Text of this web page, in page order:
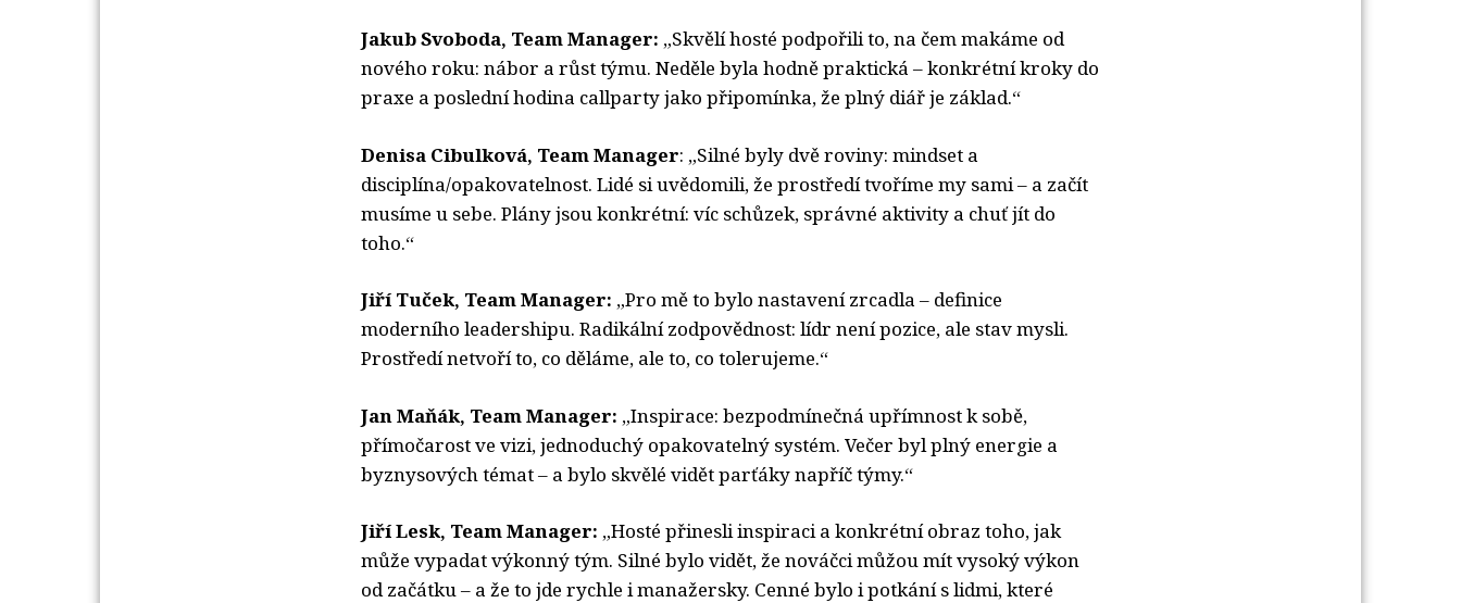
Jakub Svoboda, Team Manager: „Skvělí hosté podpořili to, na čem makáme od
nového roku: nábor a růst týmu. Neděle byla hodně praktická – konkrétní kroky do
praxe a poslední hodina callparty jako připomínka, že plný diář je základ.“
Denisa Cibulková, Team Manager: „Silné byly dvě roviny: mindset a
disciplína/opakovatelnost. Lidé si uvědomili, že prostředí tvoříme my sami – a začít
musíme u sebe. Plány jsou konkrétní: víc schůzek, správné aktivity a chuť jít do
toho.“
Jiří Tuček, Team Manager: „Pro mě to bylo nastavení zrcadla – definice
moderního leadershipu. Radikální zodpovědnost: lídr není pozice, ale stav mysli.
Prostředí netvoří to, co děláme, ale to, co tolerujeme.“
Jan Maňák, Team Manager: „Inspirace: bezpodmínečná upřímnost k sobě,
přímočarost ve vizi, jednoduchý opakovatelný systém. Večer byl plný energie a
byznysových témat – a bylo skvělé vidět parťáky napříč týmy.“
Jiří Lesk, Team Manager: „Hosté přinesli inspiraci a konkrétní obraz toho, jak
může vypadat výkonný tým. Silné bylo vidět, že nováčci můžou mít vysoký výkon
od začátku – a že to jde rychle i manažersky. Cenné bylo i potkání s lidmi, které